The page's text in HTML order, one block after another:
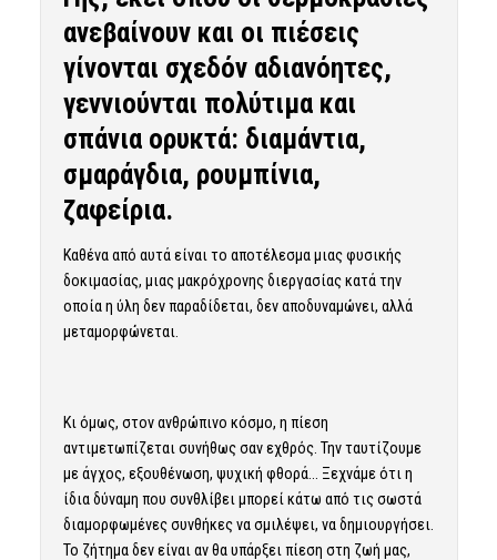
ανεβαίνουν και οι πιέσεις
γίνονται σχεδόν αδιανόητες,
γεννιούνται πολύτιμα και
σπάνια ορυκτά: διαμάντια,
σμαράγδια, ρουμπίνια,
ζαφείρια.
Καθένα από αυτά είναι το αποτέλεσμα μιας φυσικής
δοκιμασίας, μιας μακρόχρονης διεργασίας κατά την
οποία η ύλη δεν παραδίδεται, δεν αποδυναμώνει, αλλά
μεταμορφώνεται.
Κι όμως, στον ανθρώπινο κόσμο, η πίεση
αντιμετωπίζεται συνήθως σαν εχθρός. Την ταυτίζουμε
με άγχος, εξουθένωση, ψυχική φθορά… Ξεχνάμε ότι η
ίδια δύναμη που συνθλίβει μπορεί κάτω από τις σωστά
διαμορφωμένες συνθήκες να σμιλέψει, να δημιουργήσει.
Το ζήτημα δεν είναι αν θα υπάρξει πίεση στη ζωή μας,